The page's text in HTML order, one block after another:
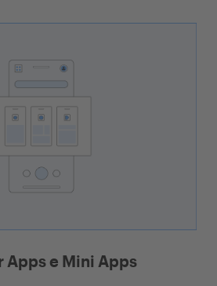
Apps e Mini Apps